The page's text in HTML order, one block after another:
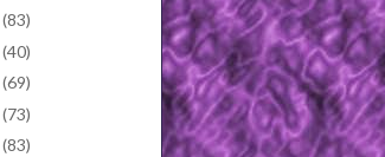
(83)
(40)
(69)
(73)
(83)